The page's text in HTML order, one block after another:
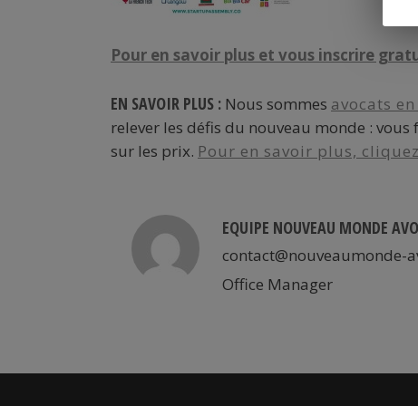
Pour en savoir plus et vous inscrire
EN SAVOIR PLUS : Nous sommes avocats
relever les défis du nouveau monde :
sur les prix. Pour en savoir plus,
EQUIPE NOUVEAU MONDE
contact@nouveaumonde-
Office Manager